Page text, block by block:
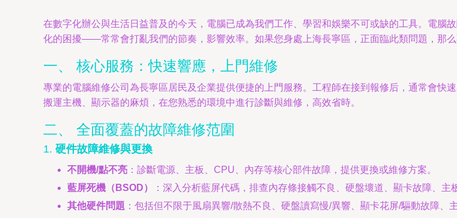
在數字化辦公與生活日益普及的今天，電腦已成為我們工作、學習和娛樂不可或缺的工具。電
化的困擾——常常會打亂我們的節奏，影響效率。如果您身處上海長寧區，正面臨此類問題，那
一、 核心服務：快速響應，上門維修
專業的電腦維修公司為長寧區居民及企業提供便捷的上門服務。工程師在接到報修后，通常會快
搬運主機、顯示器的麻煩，在您熟悉的環境中進行診斷與維修，高效省時。
二、 全面覆蓋的故障維修范圍
1. 硬件故障維修與更換
不開機/點不亮 ：診斷電源、主板、CPU、內存等核心部件故障，提供更換或維修方案。
藍屏死機（BSOD）
：深入分析藍屏代碼，排查內存條接觸不良、硬盤壞道、顯卡故障、主
其他硬件問題 ：包括但不限于風扇異響/散熱不良、硬盤讀寫慢/異響、顯卡花屏/驅動故障